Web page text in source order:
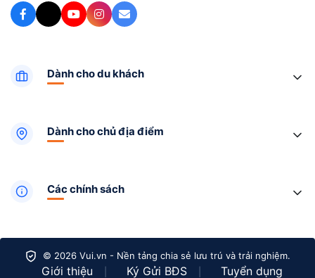
Dành cho du khách
Dành cho chủ địa điểm
Các chính sách
© 2026 Vui.vn - Nền tảng chia sẻ lưu trú và trải nghiệm.
Giới thiệu Ký Gửi BĐS Tuyển dụng